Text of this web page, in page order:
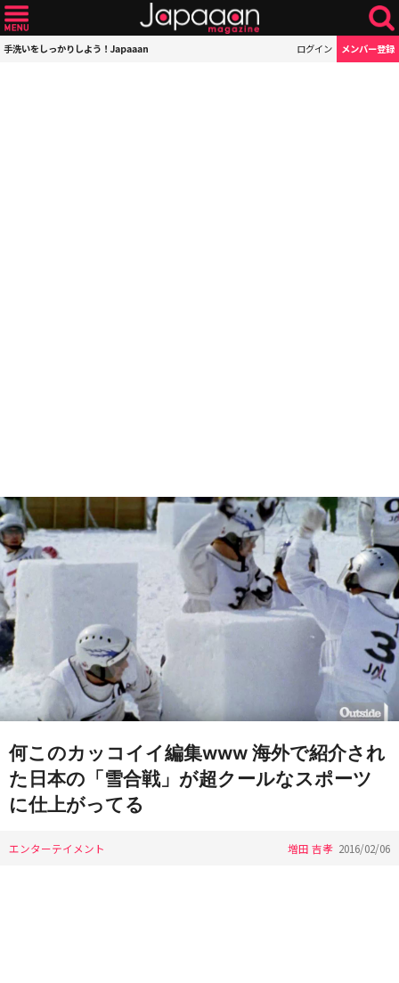
手洗いをしっかりしよう！Japaaan ログイン メンバー登録
何このカッコイイ編集www 海外で紹介され
た日本の「雪合戦」が超クールなスポーツ
に仕上がってる
エンターテイメント 増田 吉孝 2016/02/06